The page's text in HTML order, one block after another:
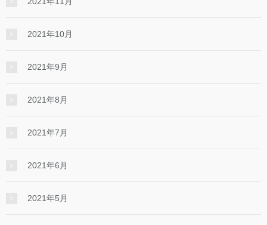
2021年10月
2021年9月
2021年8月
2021年7月
2021年6月
2021年5月